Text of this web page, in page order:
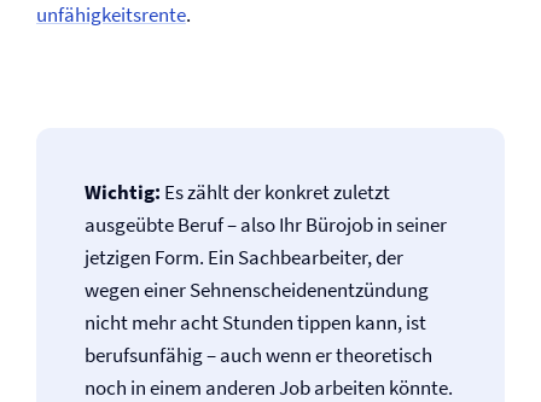
unfähigkeitsrente.
Wichtig: Es zählt der konkret zuletzt
ausgeübte Beruf – also Ihr Bürojob in seiner
jetzigen Form. Ein Sachbearbeiter, der
wegen einer Sehnenscheiden­entzündung
nicht mehr acht Stunden tippen kann, ist
berufsunfähig – auch wenn er theoretisch
noch in einem anderen Job arbeiten könnte.